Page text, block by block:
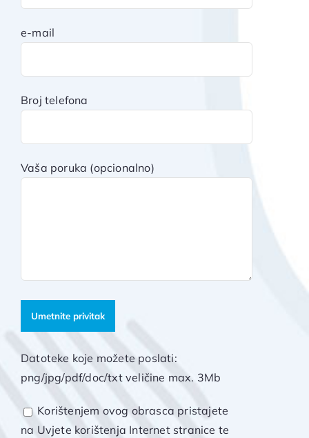
e-mail
Broj telefona
Vaša poruka (opcionalno)
Datoteke koje možete poslati:
png/jpg/pdf/doc/txt veličine max. 3Mb
Korištenjem ovog obrasca pristajete
na Uvjete korištenja Internet stranice te